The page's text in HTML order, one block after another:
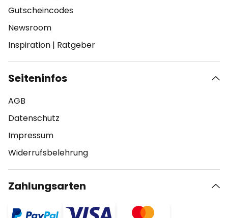
Gutscheincodes
Newsroom
Inspiration | Ratgeber
Seiteninfos
AGB
Datenschutz
Impressum
Widerrufsbelehrung
Zahlungsarten